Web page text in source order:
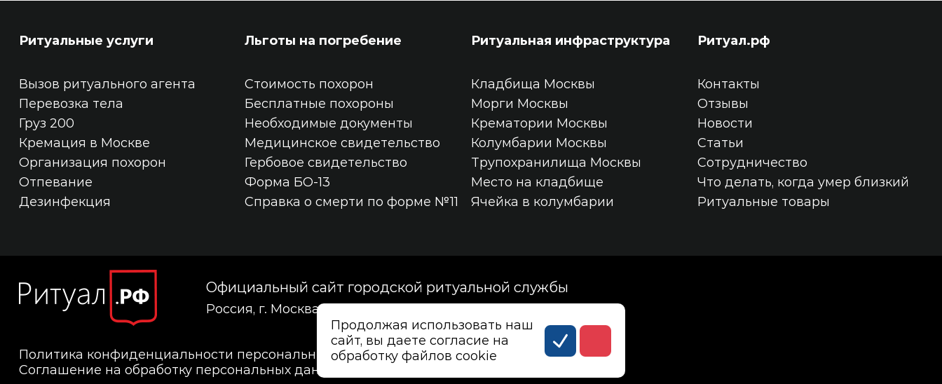
Ритуальные услуги
Вызов ритуального агента
Перевозка тела
Груз 200
Кремация в Москве
Организация похорон
Отпевание
Дезинфекция
Льготы на погребение
Стоимость похорон
Бесплатные похороны
Необходимые документы
Медицинское свидетельство
Гербовое свидетельство
Форма БО-13
Справка о смерти по форме №11
Ритуальная инфраструктура
Кладбища Москвы
Морги Москвы
Крематории Москвы
Колумбарии Москвы
Трупохранилища Москвы
Место на кладбище
Ячейка в колумбарии
Ритуал.рф
Контакты
Отзывы
Новости
Статьи
Сотрудничество
Что делать, когда умер близкий
Ритуальные товары
Официальный сайт городской ритуальной службы
Россия, г. Москва, Госпитальная площадь, дом 2, корпус 27
Политика конфиденциальности персональных данных
Соглашение на обработку персональных данных
Продолжая использовать наш
сайт, вы даете согласие на
обработку файлов cookie